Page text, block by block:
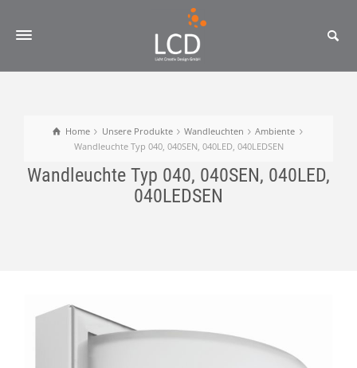
Home Unsere Produkte Wandleuchten
Ambiente
Wandleuchte Typ 040, 040SEN, 040LED, 040LEDSEN
Wandleuchte Typ 040, 040SEN, 040LED,
040LEDSEN